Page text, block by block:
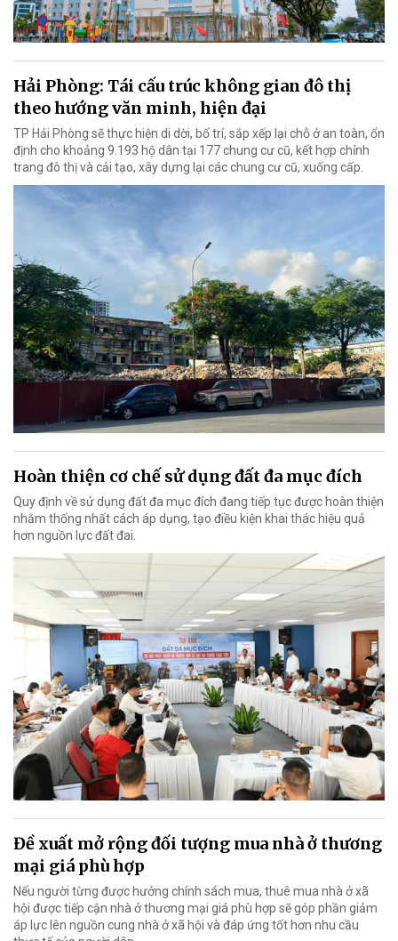
Hải Phòng: Tái cấu trúc không gian đô thị
theo hướng văn minh, hiện đại
TP Hải Phòng sẽ thực hiện di dời, bố trí, sắp xếp lại chỗ ở an toàn, ổn
định cho khoảng 9.193 hộ dân tại 177 chung cư cũ, kết hợp chỉnh
trang đô thị và cải tạo, xây dựng lại các chung cư cũ, xuống cấp.
Hoàn thiện cơ chế sử dụng đất đa mục đích
Quy định về sử dụng đất đa mục đích đang tiếp tục được hoàn thiện
nhằm thống nhất cách áp dụng, tạo điều kiện khai thác hiệu quả
hơn nguồn lực đất đai.
Đề xuất mở rộng đối tượng mua nhà ở thương
mại giá phù hợp
Nếu người từng được hưởng chính sách mua, thuê mua nhà ở xã
hội được tiếp cận nhà ở thương mại giá phù hợp sẽ góp phần giảm
áp lực lên nguồn cung nhà ở xã hội và đáp ứng tốt hơn nhu cầu